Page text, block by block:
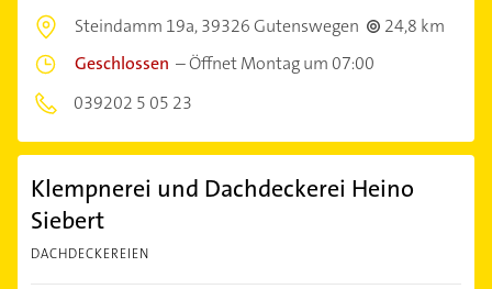
Steindamm 19a,39326 Gutenswegen
24,8 km
Geschlossen –Öffnet Montag um 07:00
039202 5 05 23
Klempnerei und Dachdeckerei Heino
Siebert
DACHDECKEREIEN